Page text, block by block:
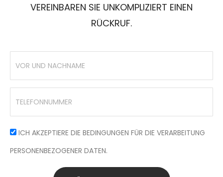
VEREINBAREN SIE UNKOMPLIZIERT EINEN
RÜCKRUF.
ICH AKZEPTIERE DIE BEDINGUNGEN FÜR DIE VERARBEITUNG
PERSONENBEZOGENER DATEN.